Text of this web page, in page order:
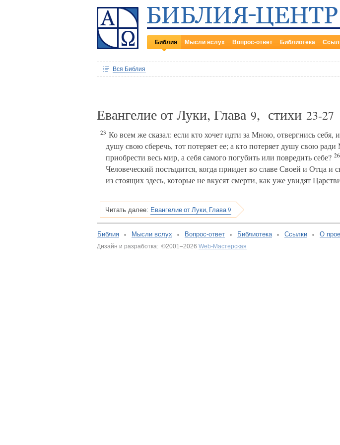
Библия Мысли вслух Вопрос-ответ Библиотека
Вся Библия
Евангелие от Луки, Глава 9, стихи 23-27
23 Ко всем же сказал: если кто хочет идти за Мною, отвергнись
душу свою сберечь, тот потеряет ее; а кто потеряет душу свою ради
приобрести весь мир, а себя самого погубить или повредить себе? 26
Человеческий постыдится, когда приидет во славе Своей и Отца и
из стоящих здесь, которые не вкусят смерти, как уже увидят
Читать далее: Евангелие от Луки, Глава 9
Библия Мысли вслух Вопрос-ответ Библиотека Ссылки О
Дизайн и разработка: ©2001–2026 Web-Мастерская